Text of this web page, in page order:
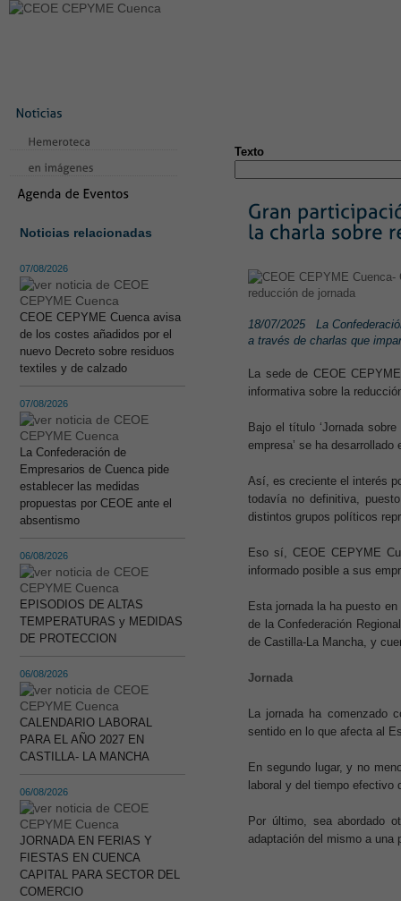
Noticias relacionadas
07/08/2026
CEOE CEPYME Cuenca avisa
de los costes añadidos por el
nuevo Decreto sobre residuos
textiles y de calzado
07/08/2026
La Confederación de
Empresarios de Cuenca pide
establecer las medidas
propuestas por CEOE ante el
absentismo
06/08/2026
EPISODIOS DE ALTAS
TEMPERATURAS y MEDIDAS
DE PROTECCION
06/08/2026
CALENDARIO LABORAL
PARA EL AÑO 2027 EN
CASTILLA- LA MANCHA
06/08/2026
JORNADA EN FERIAS Y
FIESTAS EN CUENCA
CAPITAL PARA SECTOR DEL
COMERCIO
Texto
18/07/2025
La
a través de charlas que
La sede de CEOE
informativa sobre la
Bajo el título ‘Jornada
empresa’ se ha
Así, es creciente el interés
todavía no definitiva,
distintos grupos políticos
Eso sí, CEOE CEPYME
informado posible a sus
Esta jornada la ha puesto
de la Confederación
de Castilla-La Mancha, y
Jornada
La jornada ha comenzado
sentido en lo que afecta al
En segundo lugar, y no
laboral y del tiempo efectivo
Por último, sea abordado
adaptación del mismo a una